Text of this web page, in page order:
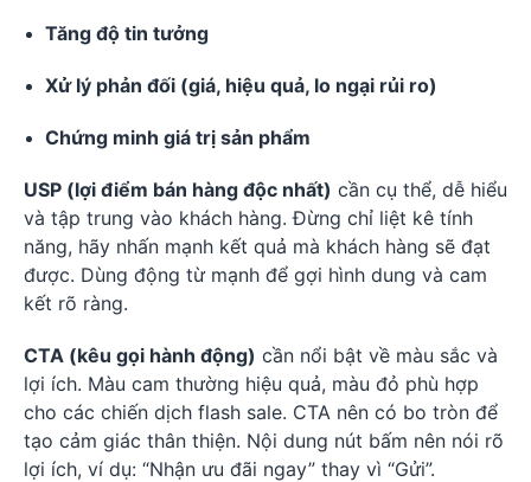
Tăng độ tin tưởng
Xử lý phản đối (giá, hiệu quả, lo ngại rủi ro)
Chứng minh giá trị sản phẩm
USP (lợi điểm bán hàng độc nhất) cần cụ thể, dễ hiểu
và tập trung vào khách hàng. Đừng chỉ liệt kê tính
năng, hãy nhấn mạnh kết quả mà khách hàng sẽ đạt
được. Dùng động từ mạnh để gợi hình dung và cam
kết rõ ràng.
CTA (kêu gọi hành động) cần nổi bật về màu sắc và
lợi ích. Màu cam thường hiệu quả, màu đỏ phù hợp
cho các chiến dịch flash sale. CTA nên có bo tròn để
tạo cảm giác thân thiện. Nội dung nút bấm nên nói rõ
lợi ích, ví dụ: “Nhận ưu đãi ngay” thay vì “Gửi”.